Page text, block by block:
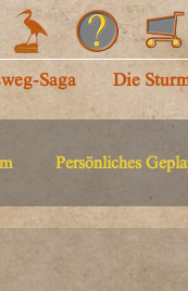
Saga Die
Persönliches